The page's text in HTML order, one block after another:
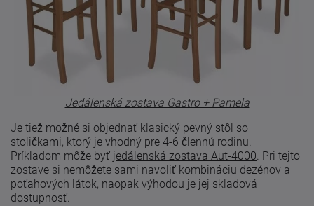
Jedálenská zostava Gastro + Pamela
Je tiež možné si objednať klasický pevný stôl so
stoličkami, ktorý je vhodný pre 4-6 člennú rodinu.
Príkladom môže byť jedálenská zostava Aut-4000. Pri tejto
zostave si nemôžete sami navoliť kombináciu dezénov a
poťahových látok, naopak výhodou je jej skladová
dostupnosť.